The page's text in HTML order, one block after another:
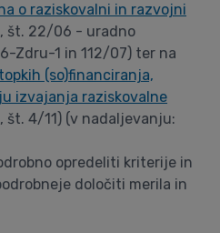
o raziskovalni in razvojni
št. 22/06 - uradno
Zdru-1 in 112/07) ter na
(so)financiranja,
izvajanja raziskovalne
št. 4/11) (v nadaljevanju:
opredeliti kriterije in
določiti merila in